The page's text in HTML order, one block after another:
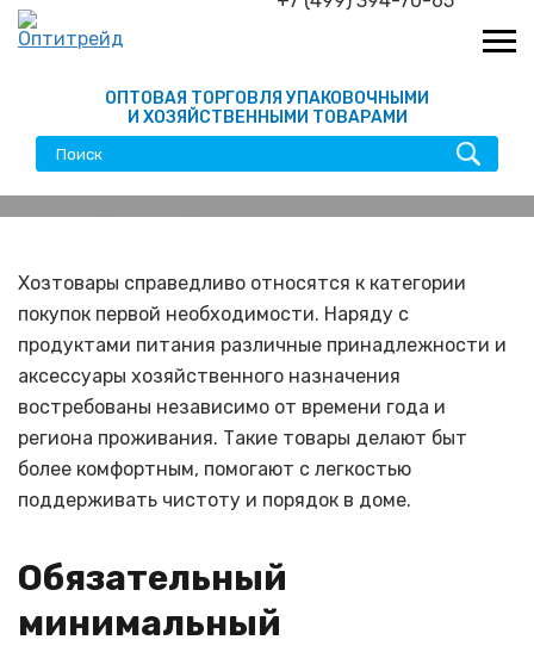
ОПТОВАЯ ТОРГОВЛЯ УПАКОВОЧНЫМИ
И ХОЗЯЙСТВЕННЫМИ ТОВАРАМИ
должен быть в
прибыльном магазине
хозтоваров?
Хозтовары справедливо относятся к категории
покупок первой необходимости. Наряду с
продуктами питания различные принадлежности и
аксессуары хозяйственного назначения
востребованы независимо от времени года и
региона проживания. Такие товары делают быт
более комфортным, помогают с легкостью
поддерживать чистоту и порядок в доме.
Обязательный
минимальный